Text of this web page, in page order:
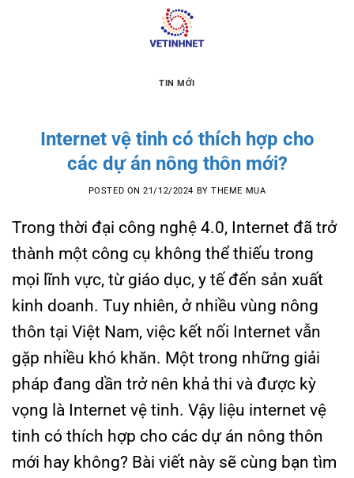
TIN MỚI
Internet vệ tinh có thích hợp cho
các dự án nông thôn mới?
POSTED ON21/12/2024 BYTHEME MUA
Trong thời đại công nghệ 4.0, Internet đã trở
thành một công cụ không thể thiếu trong
mọi lĩnh vực, từ giáo dục, y tế đến sản xuất
kinh doanh. Tuy nhiên, ở nhiều vùng nông
thôn tại Việt Nam, việc kết nối Internet vẫn
gặp nhiều khó khăn. Một trong những giải
pháp đang dần trở nên khả thi và được kỳ
vọng là Internet vệ tinh. Vậy liệu internet vệ
tinh có thích hợp cho các dự án nông thôn
mới hay không? Bài viết này sẽ cùng bạn tìm